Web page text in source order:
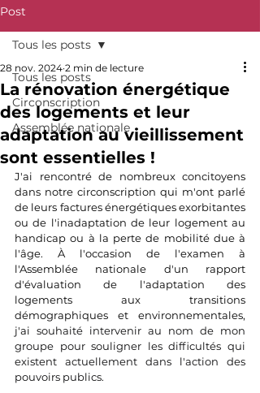
Post
Tous les posts
Circonscription
Assemblée nationale
Tous les posts
La rénovation énergétique
des logements et leur
adaptation au vieillissement
sont essentielles !
28 nov. 2024 2 min de lecture
J'ai rencontré de nombreux concitoyens
dans notre circonscription qui m'ont parlé
de leurs factures énergétiques exorbitantes
ou de l'inadaptation de leur logement au
handicap ou à la perte de mobilité due à
l'âge. À l'occasion de l'examen à
l'Assemblée nationale d'un rapport
d'évaluation de l'adaptation des
logements aux transitions
démographiques et environnementales,
j'ai souhaité intervenir au nom de mon
groupe pour souligner les difficultés qui
existent actuellement dans l'action des
pouvoirs publics.